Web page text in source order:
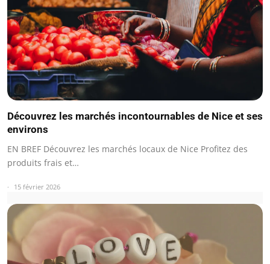
Découvrez les marchés incontournables de Nice et ses
environs
EN BREF Découvrez les marchés locaux de Nice Profitez des
produits frais et…
15 février 2026